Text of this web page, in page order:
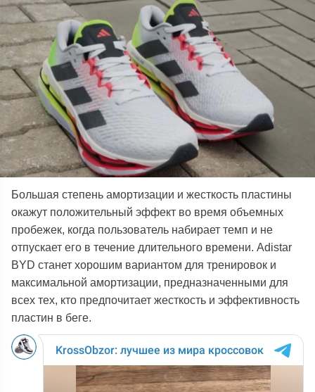
Большая степень амортизации и жесткость пластины
окажут положительный эффект во время объемных
пробежек, когда пользователь набирает темп и не
отпускает его в течение длительного времени. Adistar
BYD станет хорошим вариантом для тренировок и
максимальной амортизации, предназначенными для
всех тех, кто предпочитает жесткость и эффективность
пластин в беге.